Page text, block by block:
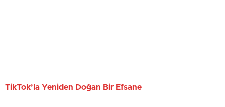
TikTok’la Yeniden Doğan Bir Efsane